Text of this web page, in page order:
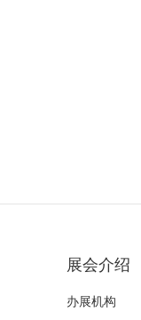
展会介绍
办展机构